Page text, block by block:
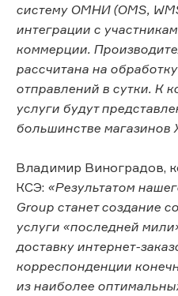
систему ОМНИ (OMS,
интеграции с
коммерции.
рассчитана на
отправлений в сутки. К
услуги будут
большинстве магазинов
Владимир Виноградов,
КСЭ: «Результатом
Group станет создание
услуги «последней
доставку интернет-
корреспонденции
из наиболее